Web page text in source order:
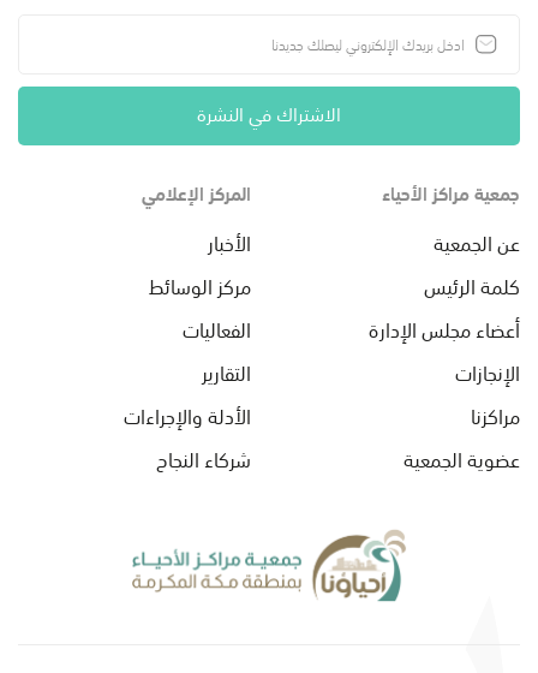
الاشتراك في النشرة
جمعية مراكز الأحياء
عن الجمعية
كلمة الرئيس
أعضاء مجلس الإدارة
الإنجازات
مراكزنا
عضوية الجمعية
المركز الإعلامي
الأخبار
مركز الوسائط
الفعاليات
التقارير
الأدلة والإجراءات
شركاء النجاح